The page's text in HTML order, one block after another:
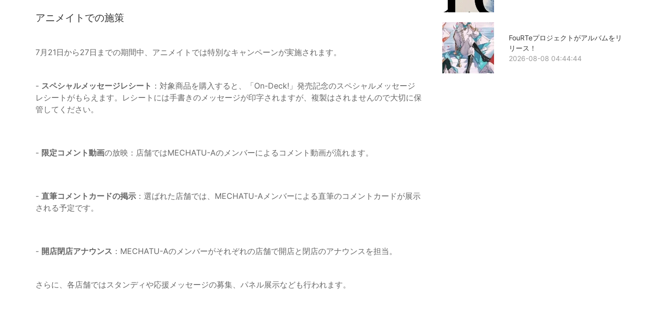
アニメイトでの施策
7月21日から27日までの期間中、アニメイトでは特別なキャンペーンが実施されます。
- スペシャルメッセージレシート ：対象商品を購入すると、「On-Deck!」発売記念のスペシャルメッセージ
レシートがもらえます。レシートには手書きのメッセージが印字されますが、複製はされませんので大切に保
管してください。
- 限定コメント動画の放映：店舗ではMECHATU-Aのメンバーによるコメント動画が流れます。
- 直筆コメントカードの掲示 ：選ばれた店舗では、MECHATU-Aメンバーによる直筆のコメントカードが展示
される予定です。
- 開店閉店アナウンス ：MECHATU-Aのメンバーがそれぞれの店舗で開店と閉店のアナウンスを担当。
さらに、各店舗ではスタンディや応援メッセージの募集、パネル展示なども行われます。
FouRTeプロジェクトがアルバムをリ
リース！
2026-08-08 04:44:44